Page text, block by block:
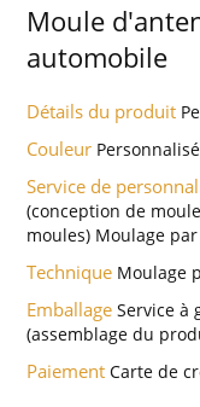
Moule
automobile
Détails du produit
Couleur Personnalisé
Service de
(conception de
moules) Moulage
Technique Moulage
EmballageService à
(assemblage du
PaiementCarte de